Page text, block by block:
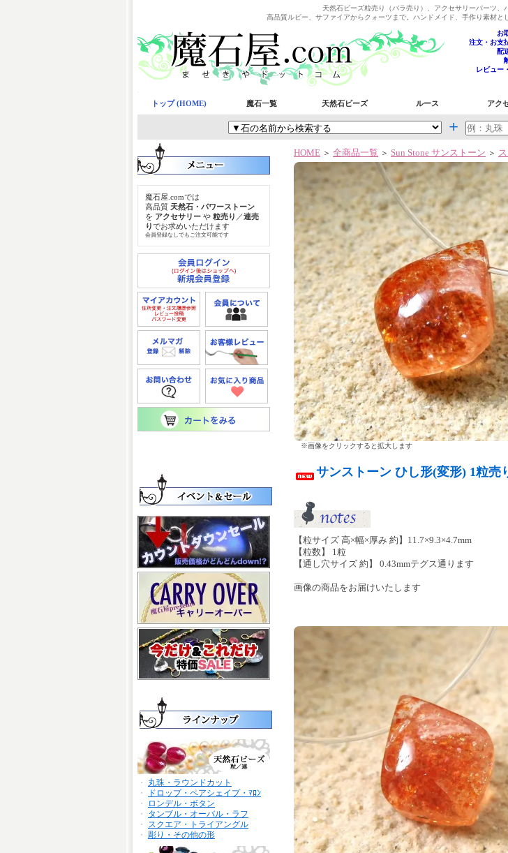
天然石ビーズ粒売り（バラ売り）、アクセサリーパーツ、
高品質ルビー、サファイアからクォーツまで。ハンドメイド、手作り素材と
お
注文・お支
配
レビュー
トップ (HOME) 魔石一覧 天然石ビーズ ルース アク
＋
魔石屋.comでは
高品質 天然石・パワーストーン
を アクセサリー や 粒売り ／連売
りでお求めいただけます
会員登録なしでもご注文可能です
・
丸珠・ラウンドカット
・
ドロップ・ペアシェイプ・ﾏﾛﾝ
・
ロンデル・ボタン
・
タンブル・オーバル・ラフ
・
スクエア・トライアングル
・ 彫り・その他の形
HOME ＞ 全商品一覧 ＞ Sun Stone サンストーン ＞
※画像をクリックすると拡大します
サンストーン ひし形(変形) 1粒売
【粒サイズ 高×幅×厚み 約】11.7×9.3×4.7mm
【粒数】 1粒
【通し穴サイズ 約】 0.43mmテグス通ります
画像の商品をお届けいたします